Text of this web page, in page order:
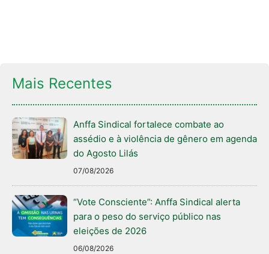
Mais Recentes
Anffa Sindical fortalece combate ao
assédio e à violência de gênero em agenda
do Agosto Lilás
07/08/2026
“Vote Consciente”: Anffa Sindical alerta
para o peso do serviço público nas
eleições de 2026
06/08/2026